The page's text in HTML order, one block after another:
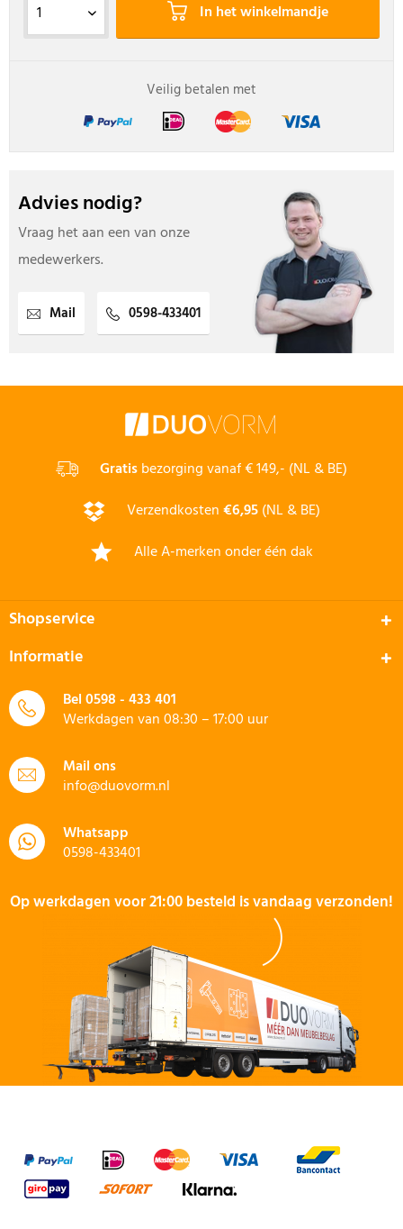
In het winkelmandje
Veilig betalen met
Advies nodig?
Vraag het aan een van onze
medewerkers.
Mail 0598-433401
Gratisbezorging vanaf € 149,- (NL & BE)
Verzendkosten€6,95(NL & BE)
Alle A-merken onder één dak
Shopservice
Informatie
Bel0598 - 433 401
Werkdagen van 08:30 – 17:00 uur
Mail ons
info@duovorm.nl
Whatsapp
0598-433401
Op werkdagen voor 21:00 besteld is vandaag verzonden!